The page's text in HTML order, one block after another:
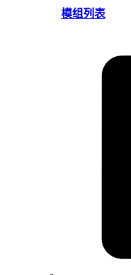
模组列表